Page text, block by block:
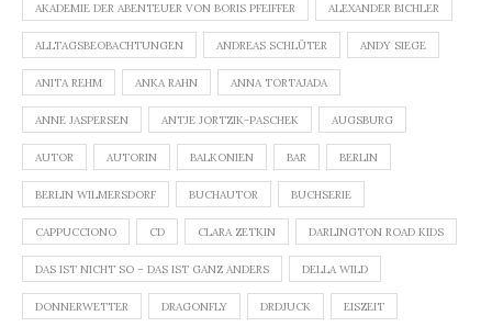
AKADEMIE DER ABENTEUER VON BORIS PFEIFFER ALEXANDER BICHLER
ALLTAGSBEOBACHTUNGEN ANDREAS SCHLÜTER ANDY SIEGE
ANITA REHM ANKA RAHN ANNA TORTAJADA
ANNE JASPERSEN ANTJE JORTZIK-PASCHEK AUGSBURG
AUTOR AUTORIN BALKONIEN BAR BERLIN
BERLIN WILMERSDORF BUCHAUTOR BUCHSERIE
CAPPUCCIONO CD CLARA ZETKIN DARLINGTON ROAD KIDS
DAS IST NICHT SO – DAS IST GANZ ANDERS DELLA WILD
DONNERWETTER DRAGONFLY DRDJUCK EISZEIT